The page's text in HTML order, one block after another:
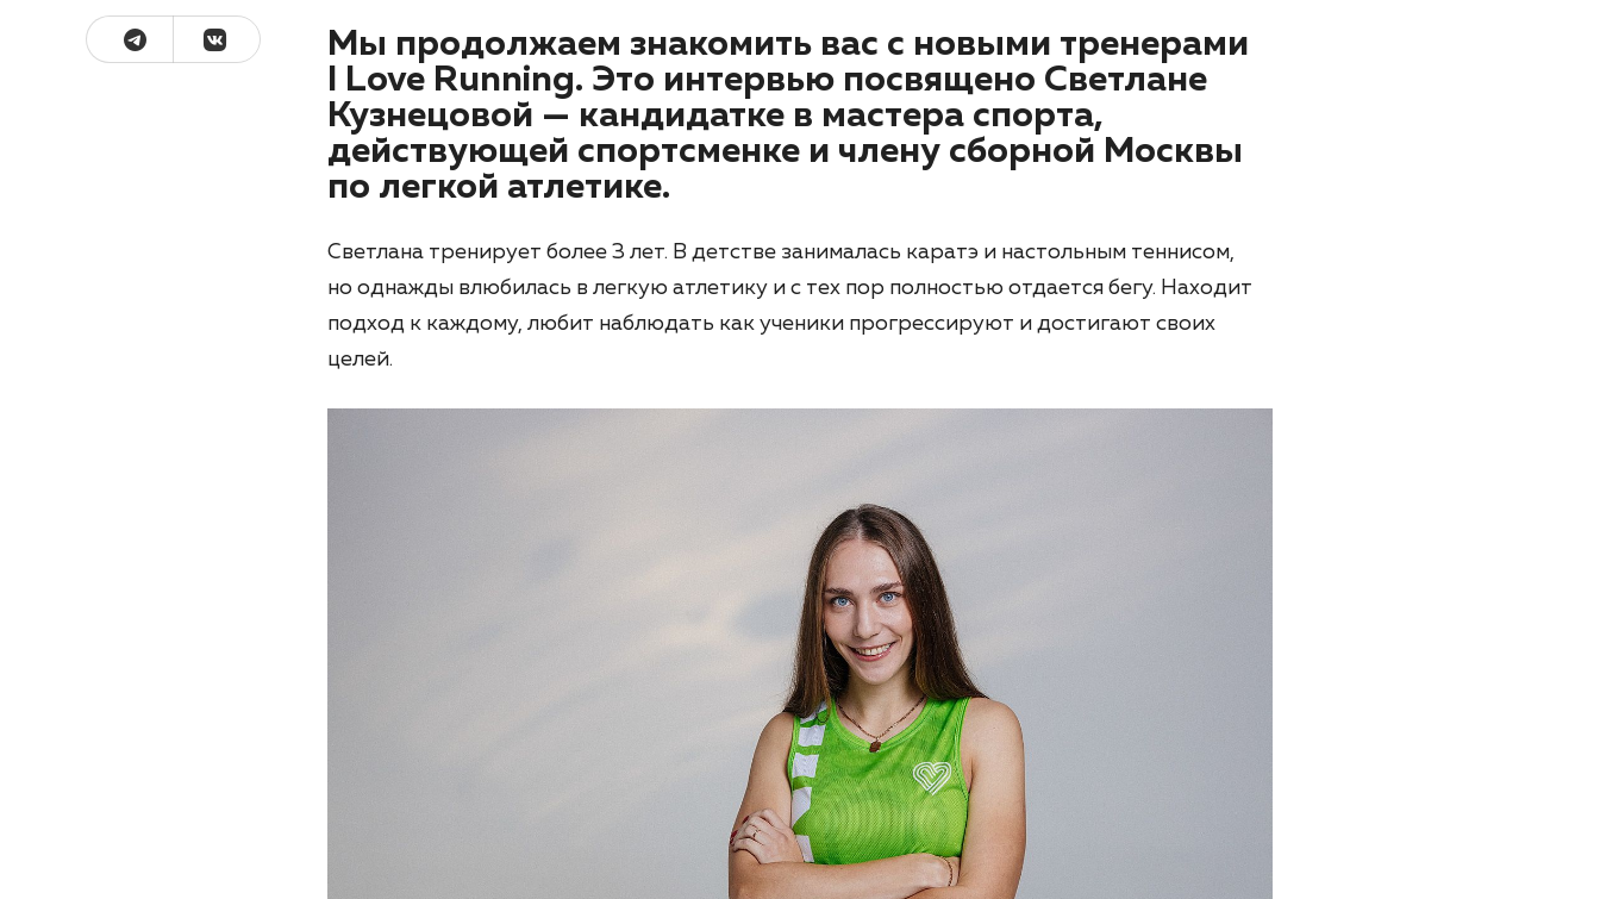
Мы продолжаем знакомить вас с новыми тренерами
I Love Running. Это интервью посвящено Светлане
Кузнецовой — кандидатке в мастера спорта,
действующей спортсменке и члену сборной Москвы
по легкой атлетике.
Светлана тренирует более 3 лет. В детстве занималась каратэ и настольным теннисом,
но однажды влюбилась в легкую атлетику и с тех пор полностью отдается бегу. Находит
подход к каждому, любит наблюдать как ученики прогрессируют и достигают своих
целей.